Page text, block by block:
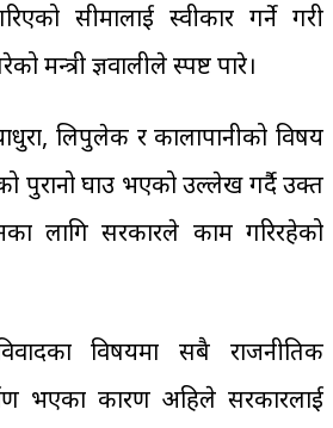
सीमालाई स्वीकार गर्ने गरी
मन्त्री ज्ञवालीले स्पष्ट पारे।
लिपुलेक र कालापानीको विषय
पुरानो घाउ भएको उल्लेख गर्दै उक्त
लागि सरकारले काम गरिरहेको
विषयमा सबै राजनीतिक
भएका कारण अहिले सरकारलाई